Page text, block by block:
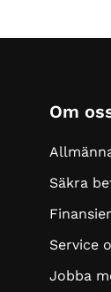
Om
Säkra
Service
Jobba